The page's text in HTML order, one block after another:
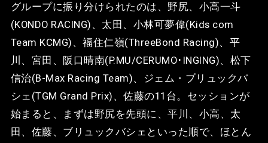
グループに振り分けられたのは、野尻、小高一斗
(KONDO RACING)、太田、小林可夢偉(Kids com
Team KCMG)、福住仁嶺(ThreeBond Racing)、平
川、宮田、阪口晴南(P.MU/CERUMO･INGING)、松下
信治(B-Max Racing Team)、ジェム・ブリュックバ
シェ(TGM Grand Prix)、佐藤の11台。セッションが
始まると、まずは野尻を先頭に、平川、小高、太
田、佐藤、ブリュックバシェといった順で、ほとん